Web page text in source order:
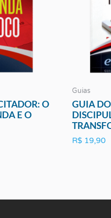
O
E O
Guias
GUIA
R$ 19,90